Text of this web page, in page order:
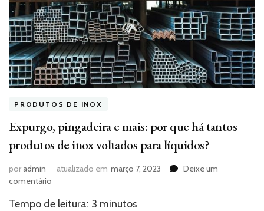
PRODUTOS DE INOX
Expurgo, pingadeira e mais: por que há tantos
produtos de inox voltados para líquidos?
poradmin atualizado em março 7, 2023
Deixe um
comentário
pingadeira
Tempo de leitura: 3 minutos